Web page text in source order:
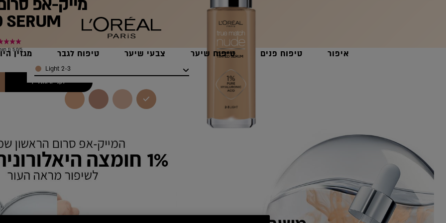
איפור טיפוח פנים טיפוח שיער צבעי שיער טיפוח לגבר מגזין
מייק-אפ
SERUM
5.0/5 (1 חוות דעת)
לקנייה אונליין
2-3 Light